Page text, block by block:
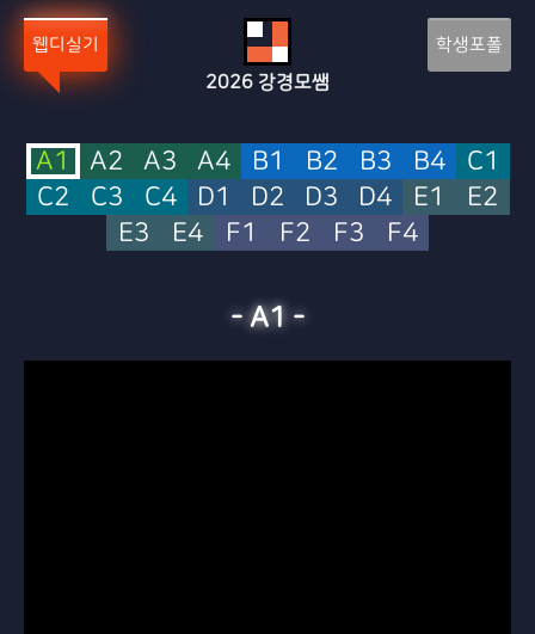
웹디실기 학생포폴
2026 강경모쌤
A1 A2 A3 A4 B1 B2 B3 B4
C1
C2
C3 C4 D1 D2 D3 D4 E1
E2
E3
E4 F1 F2 F3 F4
-A1 -